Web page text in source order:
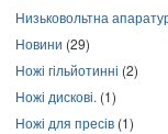
Низьковольтна
Новини (29)
Ножі гільйотинні (2)
Ножі дискові. (1)
Ножі для пресів (1)